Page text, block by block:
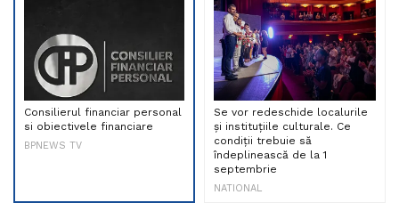
Consilierul financiar personal
si obiectivele financiare
BPNEWS TV
Se vor redeschide localurile
și instituțiile culturale. Ce
condiții trebuie să
îndeplinească de la 1
septembrie
NATIONAL